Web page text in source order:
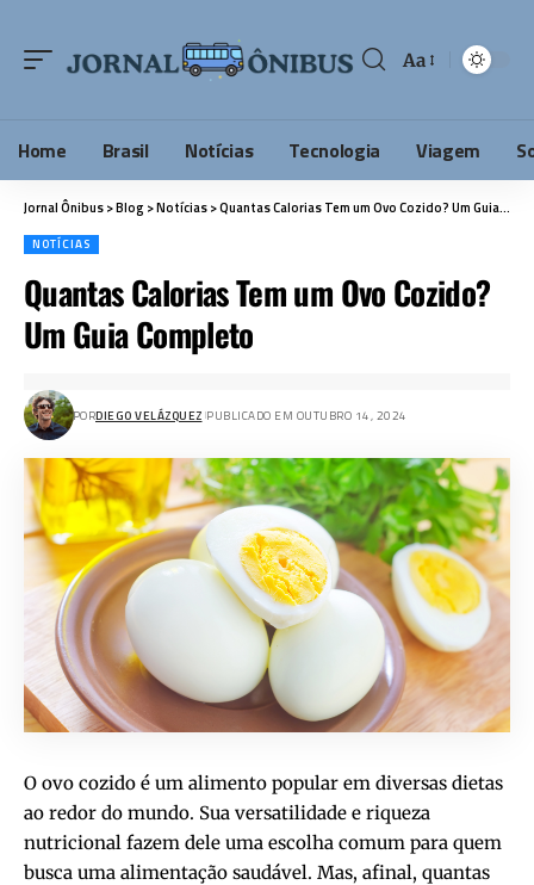
Aa
Home Brasil Notícias Tecnologia Viagem
Jornal Ônibus>Blog >Notícias>Quantas Calorias Tem um Ovo Cozido? Um Guia Completo
NOTÍCIAS
Quantas Calorias Tem um Ovo Cozido?
Um Guia Completo
PORDIEGO VELÁZQUEZ PUBLICADO EM OUTUBRO 14, 2024
O ovo cozido é um alimento popular em diversas dietas
ao redor do mundo. Sua versatilidade e riqueza
nutricional fazem dele uma escolha comum para quem
busca uma alimentação saudável. Mas, afinal, quantas